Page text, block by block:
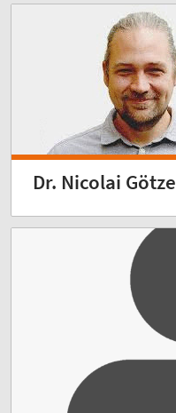
Dr. Nicolai Götze